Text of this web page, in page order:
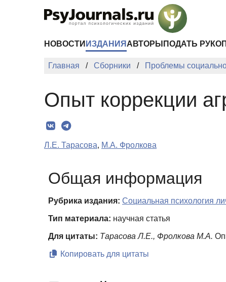
НОВОСТИ ИЗДАНИЯ АВТОРЫ ПОДАТЬ
Главная Сборники Проблемы
Опыт коррекции
Л.Е. Тарасова, М.А. Фролкова
Общая информация
Рубрика издания: Социальная психология
Тип материала: научная статья
Для цитаты: Тарасова Л.Е., Фролкова М.А.
Копировать для цитаты